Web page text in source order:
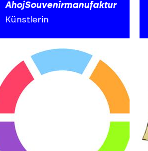
AhojSouvenirmanufaktur
Künstlerin